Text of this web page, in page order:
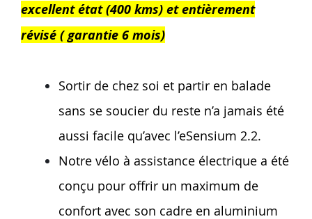
excellent état (400 kms) et entièrement
révisé ( garantie 6 mois)
Sortir de chez soi et partir en balade
sans se soucier du reste n’a jamais été
aussi facile qu’avec l’eSensium 2.2.
Notre vélo à assistance électrique a été
conçu pour offrir un maximum de
confort avec son cadre en aluminium